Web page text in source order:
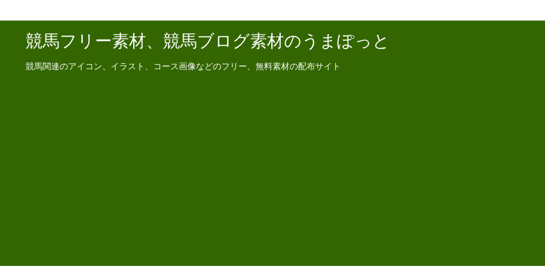
競馬フリー素材、競馬ブログ素材のうまぽっと
競馬関連のアイコン、イラスト、コース画像などのフリー、無料素材の配布サイト